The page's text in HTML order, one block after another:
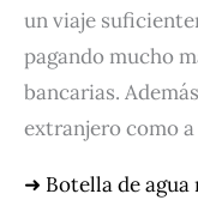
un viaje
pagando mucho
bancarias.
extranjero como a
➜ Botella de